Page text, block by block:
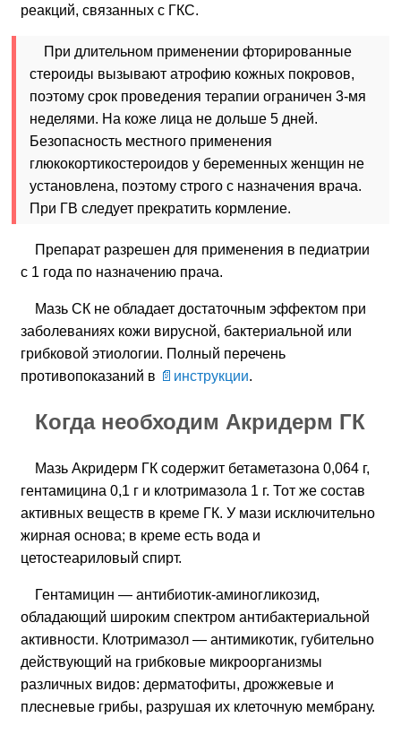
реакций, связанных с ГКС.
При длительном применении фторированные
стероиды вызывают атрофию кожных покровов,
поэтому срок проведения терапии ограничен 3-мя
неделями. На коже лица не дольше 5 дней.
Безопасность местного применения
глюкокортикостероидов у беременных женщин не
установлена, поэтому строго с назначения врача.
При ГВ следует прекратить кормление.
Препарат разрешен для применения в педиатрии
с 1 года по назначению прача.
Мазь СК не обладает достаточным эффектом при
заболеваниях кожи вирусной, бактериальной или
грибковой этиологии. Полный перечень
противопоказаний в
инструкции.
Когда необходим Акридерм ГК
Мазь Акридерм ГК содержит бетаметазона 0,064 г,
гентамицина 0,1 г и клотримазола 1 г. Тот же состав
активных веществ в креме ГК. У мази исключительно
жирная основа; в креме есть вода и
цетостеариловый спирт.
Гентамицин — антибиотик-аминогликозид,
обладающий широким спектром антибактериальной
активности. Клотримазол — антимикотик, губительно
действующий на грибковые микроорганизмы
различных видов: дерматофиты, дрожжевые и
плесневые грибы, разрушая их клеточную мембрану.